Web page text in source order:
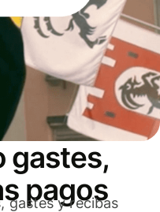
gastes,
pagos
gastes y recibas